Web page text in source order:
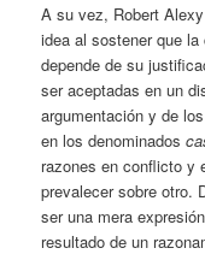
A su vez, Robert
idea al sostener que
depende de su
ser aceptadas en un
argumentación y de
en los denominados
razones en conflicto y
prevalecer sobre otro.
ser una mera
resultado de un